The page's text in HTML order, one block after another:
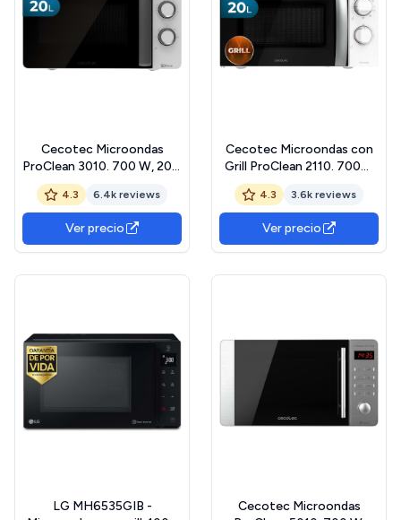
Cecotec Microondas
ProClean 3010. 700 W, 20 L
de capacidad,
Revestimiento
Ready2Clean, Tecnología
3DWave, Modo
Descongelación, 6 Niveles
4.3 6.4k reviews
Ver precio
Cecotec Microondas con
Grill ProClean 2110. 700W
con 6 Niveles de Potencia,
Capacidad 20 L, Función
Grill, Tecnología 3DWave,
Modo Descongelación,
Temporizador hasta 30mins
4.3 3.6k reviews
Ver precio
LG MH6535GIB -
Cecotec Microondas